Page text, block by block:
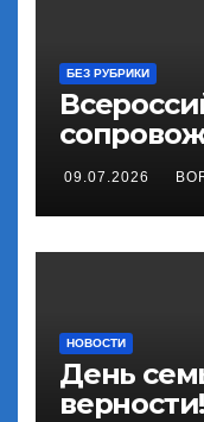
БЕЗ РУБРИКИ
09.07.2026
НОВОСТИ
День
верности!